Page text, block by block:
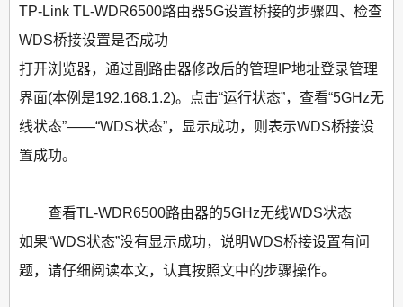
TP-Link TL-WDR6500路由器5G设置桥接的步骤四、检查
WDS桥接设置是否成功
打开浏览器，通过副路由器修改后的管理IP地址登录管理
界面(本例是192.168.1.2)。点击“运行状态”，查看“5GHz无
线状态”——“WDS状态”，显示成功，则表示WDS桥接设
置成功。
查看TL-WDR6500路由器的5GHz无线WDS状态
如果“WDS状态”没有显示成功，说明WDS桥接设置有问
题，请仔细阅读本文，认真按照文中的步骤操作。